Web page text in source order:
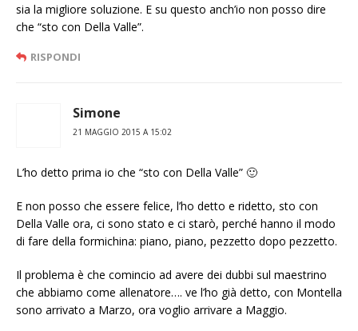
sia la migliore soluzione. E su questo anch’io non posso dire
che “sto con Della Valle”.
RISPONDI
Simone
21 MAGGIO 2015 A 15:02
L’ho detto prima io che “sto con Della Valle” 🙂
E non posso che essere felice, l’ho detto e ridetto, sto con
Della Valle ora, ci sono stato e ci starò, perché hanno il modo
di fare della formichina: piano, piano, pezzetto dopo pezzetto.
Il problema è che comincio ad avere dei dubbi sul maestrino
che abbiamo come allenatore…. ve l’ho già detto, con Montella
sono arrivato a Marzo, ora voglio arrivare a Maggio.